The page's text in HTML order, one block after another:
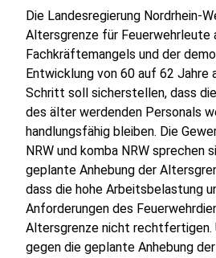
Die Landesregierung Nordrhein-
Altersgrenze für Feuerwehrleute
Fachkräftemangels und der
Entwicklung von 60 auf 62 Jahre
Schritt soll sicherstellen, dass
des älter werdenden Personals
handlungsfähig bleiben. Die
NRW und komba NRW sprechen
geplante Anhebung der
dass die hohe Arbeitsbelastung
Anforderungen des
Altersgrenze nicht rechtfertigen.
gegen die geplante Anhebung